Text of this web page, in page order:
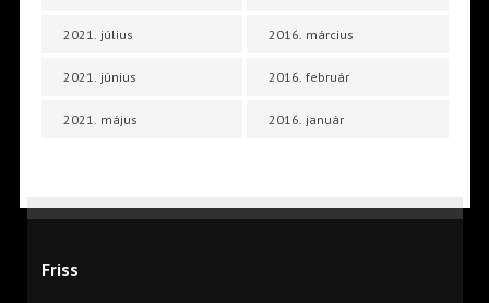
2021. július
2021. június
2021. május
2016. március
2016. február
2016. január
Friss